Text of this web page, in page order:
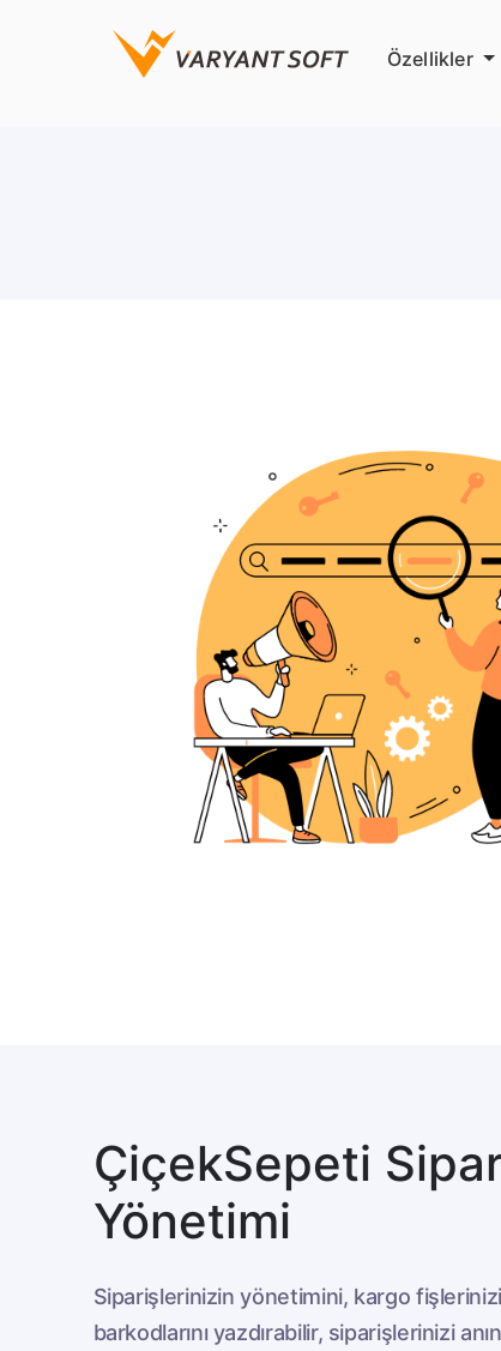
Özellikler
ÇiçekSepeti
Yönetimi
Siparişlerinizin yönetimini, kargo
barkodlarını yazdırabilir, siparişlerinizi